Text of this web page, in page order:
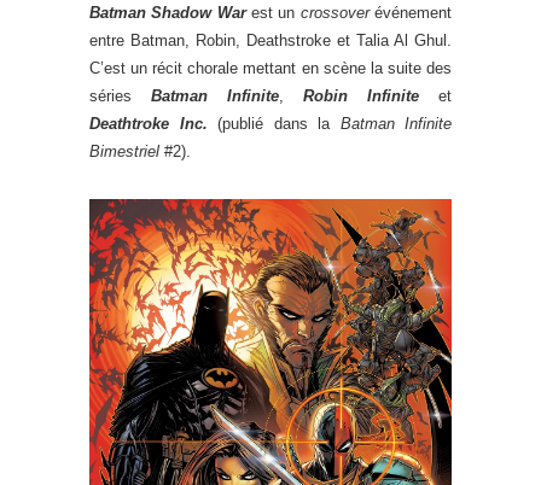
Batman Shadow Warest un crossoverévénement
entre Batman, Robin, Deathstroke et Talia Al Ghul.
C’est un récit chorale mettant en scène la suite des
séries Batman Infinite, Robin Infinite et
Deathtroke Inc. (publié dans la Batman Infinite
Bimestriel #2).